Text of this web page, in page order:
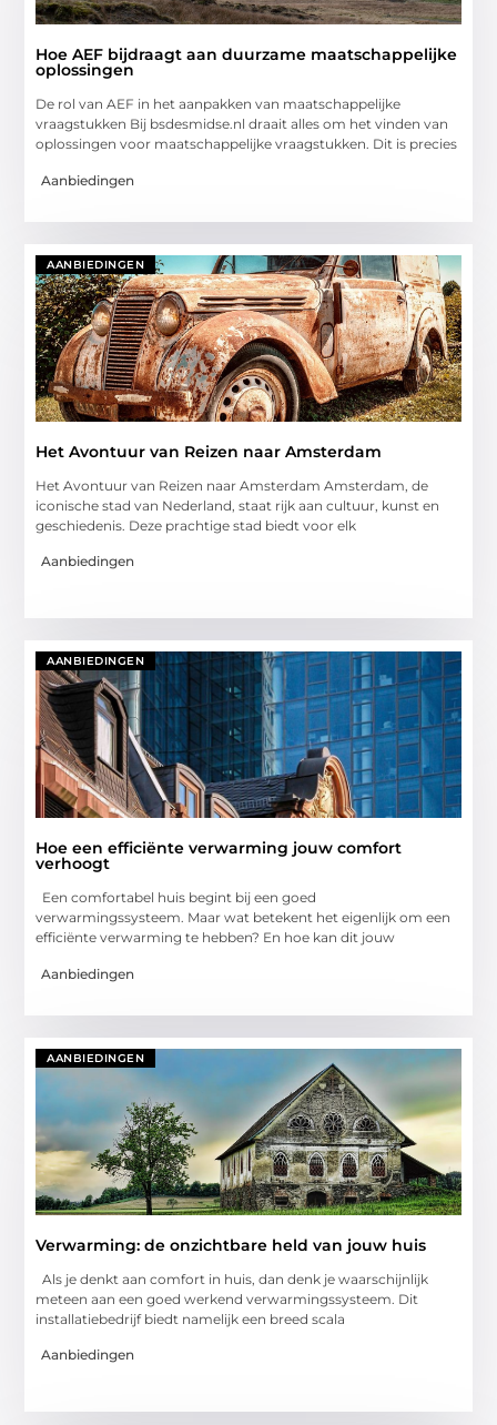
Hoe AEF bijdraagt aan duurzame maatschappelijke
oplossingen
De rol van AEF in het aanpakken van maatschappelijke
vraagstukken Bij bsdesmidse.nl draait alles om het vinden van
oplossingen voor maatschappelijke vraagstukken. Dit is precies
Aanbiedingen
AANBIEDINGEN
Het Avontuur van Reizen naar Amsterdam
Het Avontuur van Reizen naar Amsterdam Amsterdam, de
iconische stad van Nederland, staat rijk aan cultuur, kunst en
geschiedenis. Deze prachtige stad biedt voor elk
Aanbiedingen
AANBIEDINGEN
Hoe een efficiënte verwarming jouw comfort
verhoogt
Een comfortabel huis begint bij een goed
verwarmingssysteem. Maar wat betekent het eigenlijk om een
efficiënte verwarming te hebben? En hoe kan dit jouw
Aanbiedingen
AANBIEDINGEN
Verwarming: de onzichtbare held van jouw huis
Als je denkt aan comfort in huis, dan denk je waarschijnlijk
meteen aan een goed werkend verwarmingssysteem. Dit
installatiebedrijf biedt namelijk een breed scala
Aanbiedingen